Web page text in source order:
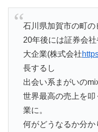
石川県加賀市の町
20年後には証券会
大企業(株式会社
長するし
出会い系まがいの
世界最高の売上を
業に。
何がどうなるか分か